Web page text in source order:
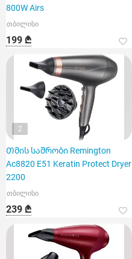
800W Airs
თბილისი
199 ₾
2
Თმის საშრობი Remington
Ac8820 E51 Keratin Protect Dryer
2200
თბილისი
239 ₾